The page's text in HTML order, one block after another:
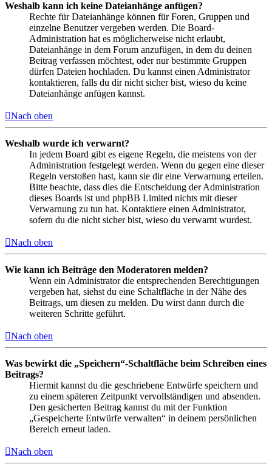
Weshalb kann ich keine Dateianhänge anfügen?
Rechte für Dateianhänge können für Foren, Gruppen und
einzelne Benutzer vergeben werden. Die Board-
Administration hat es möglicherweise nicht erlaubt,
Dateianhänge in dem Forum anzufügen, in dem du deinen
Beitrag verfassen möchtest, oder nur bestimmte Gruppen
dürfen Dateien hochladen. Du kannst einen Administrator
kontaktieren, falls du dir nicht sicher bist, wieso du keine
Dateianhänge anfügen kannst.
Nach oben
Weshalb wurde ich verwarnt?
In jedem Board gibt es eigene Regeln, die meistens von der
Administration festgelegt werden. Wenn du gegen eine dieser
Regeln verstoßen hast, kann sie dir eine Verwarnung erteilen.
Bitte beachte, dass dies die Entscheidung der Administration
dieses Boards ist und phpBB Limited nichts mit dieser
Verwarnung zu tun hat. Kontaktiere einen Administrator,
sofern du die nicht sicher bist, wieso du verwarnt wurdest.
Nach oben
Wie kann ich Beiträge den Moderatoren melden?
Wenn ein Administrator die entsprechenden Berechtigungen
vergeben hat, siehst du eine Schaltfläche in der Nähe des
Beitrags, um diesen zu melden. Du wirst dann durch die
weiteren Schritte geführt.
Nach oben
Was bewirkt die „Speichern“-Schaltfläche beim Schreiben eines
Beitrags?
Hiermit kannst du die geschriebene Entwürfe speichern und
zu einem späteren Zeitpunkt vervollständigen und absenden.
Den gesicherten Beitrag kannst du mit der Funktion
„Gespeicherte Entwürfe verwalten“ in deinem persönlichen
Bereich erneut laden.
Nach oben